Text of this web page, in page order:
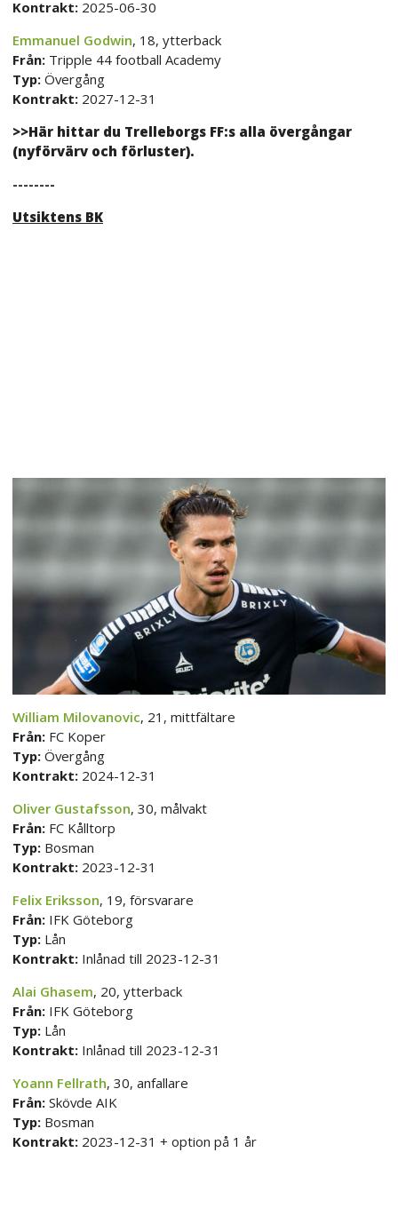
Kontrakt: 2025-06-30
Emmanuel Godwin, 18, ytterback
Från: Tripple 44 football Academy
Typ: Övergång
Kontrakt: 2027-12-31
>>Här hittar du Trelleborgs FF:s alla övergångar
(nyförvärv och förluster).
--------
Utsiktens BK
William Milovanovic, 21, mittfältare
Från: FC Koper
Typ: Övergång
Kontrakt: 2024-12-31
Oliver Gustafsson, 30, målvakt
Från: FC Kålltorp
Typ: Bosman
Kontrakt: 2023-12-31
Felix Eriksson, 19, försvarare
Från: IFK Göteborg
Typ: Lån
Kontrakt: Inlånad till 2023-12-31
Alai Ghasem, 20, ytterback
Från: IFK Göteborg
Typ: Lån
Kontrakt: Inlånad till 2023-12-31
Yoann Fellrath, 30, anfallare
Från: Skövde AIK
Typ: Bosman
Kontrakt: 2023-12-31 + option på 1 år